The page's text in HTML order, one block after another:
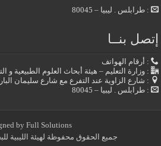
: طرابلس . ليبيا – 80045
إتصل بنــا
: أرقام الهواتف
: وزارة التعليم – هيئة أبحاث العلوم الطبيعية و
: شارع الزاوية عند التفرع مع شارع سليمان
: طرابلس . ليبيا – 80045
byFull Solutions
جميع الحقوق محفوظة لهيئة الليبية للبحث